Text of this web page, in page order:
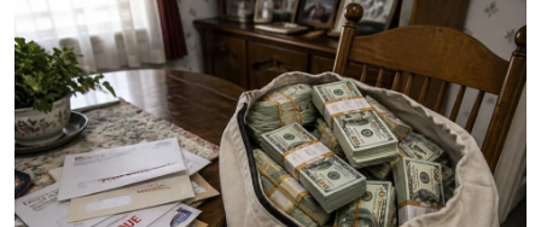
Muat turun aplikasi Sinar Harian.Klik di sini!
1mdb